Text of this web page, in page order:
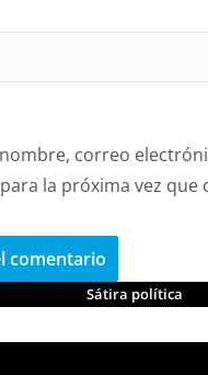
correo
la próxima vez que
Sátira política